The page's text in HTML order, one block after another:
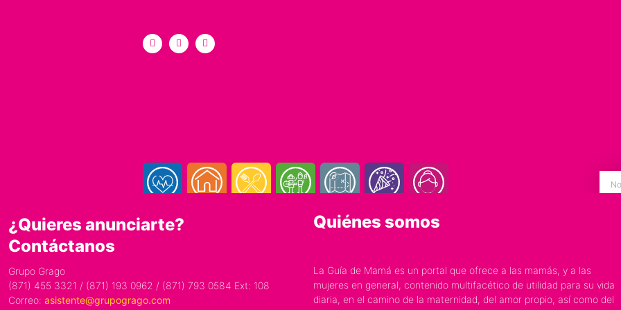
¿Quieres anunciarte?
Contáctanos
Grupo Grago
(871) 455 3321 / (871) 193 0962 / (871) 793 0584 Ext: 108
Correo: asistente@grupogrago.com
Quiénes somos
La Guía de Mamá es un portal que ofrece a las mamás, y a las
mujeres en general, contenido multifacético de utilidad para su vida
diaria, en el camino de la maternidad, del amor propio, así como del